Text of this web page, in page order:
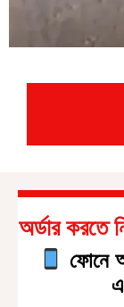
অর্ডার করতে
ফোনে